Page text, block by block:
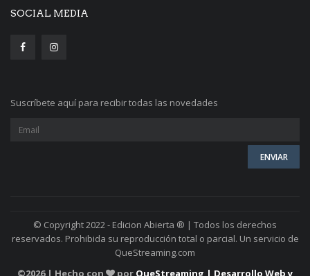
SOCIAL MEDIA
Suscríbete aquí para recibir todas las novedades
© Copyright 2022 - Edicion Abierta ® | Todos los derechos
reservados. Prohibida su reproducción total o parcial. Un servicio de
QueStreaming.com